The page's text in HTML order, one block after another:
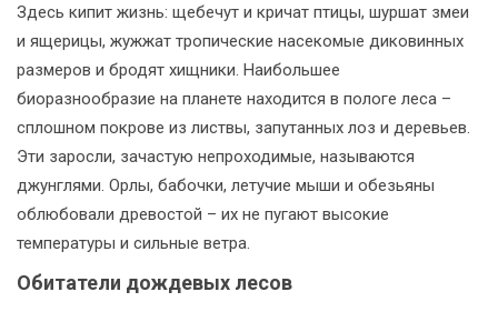
Здесь кипит жизнь: щебечут и кричат птицы, шуршат змеи
и ящерицы, жужжат тропические насекомые диковинных
размеров и бродят хищники. Наибольшее
биоразнообразие на планете находится в пологе леса –
сплошном покрове из листвы, запутанных лоз и деревьев.
Эти заросли, зачастую непроходимые, называются
джунглями. Орлы, бабочки, летучие мыши и обезьяны
облюбовали древостой – их не пугают высокие
температуры и сильные ветра.
Обитатели дождевых лесов